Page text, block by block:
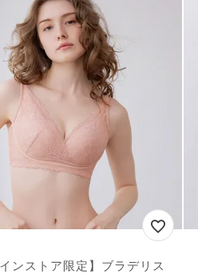
インストア限定】ブラデリス